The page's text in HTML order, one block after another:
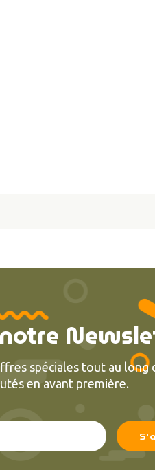
spéciales tout au long
en avant première.